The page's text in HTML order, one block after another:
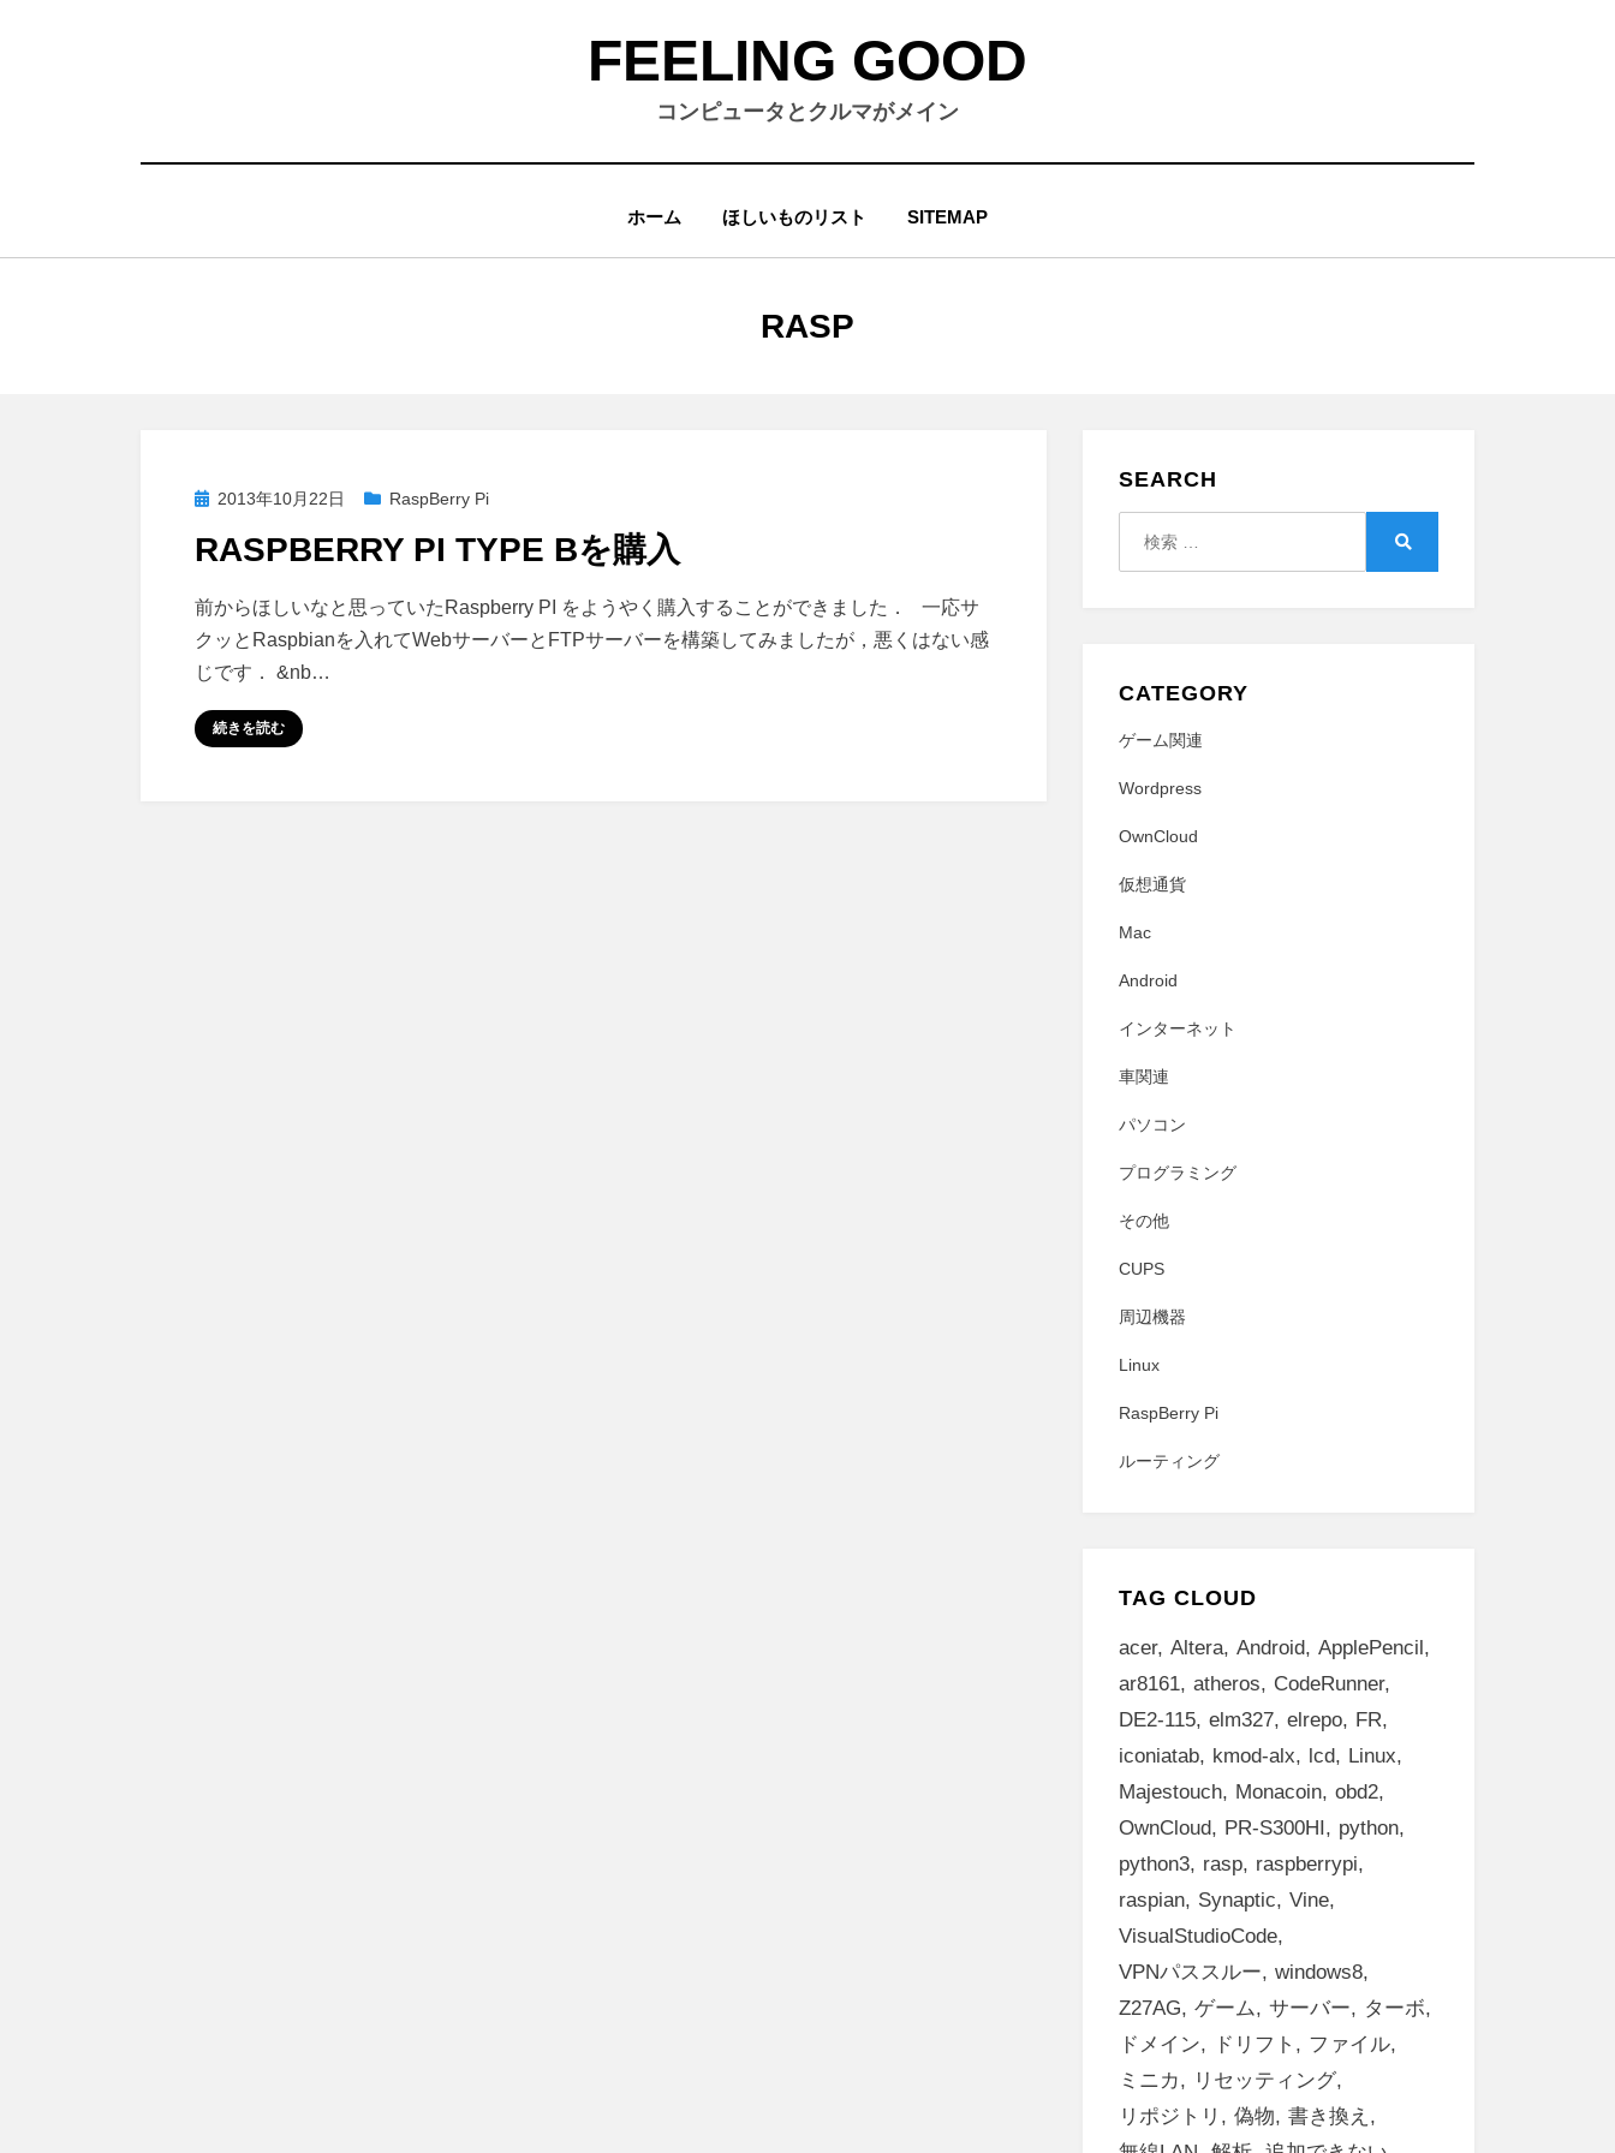
FEELING GOOD
コンピュータとクルマがメイン
ホーム ほしいものリスト SITEMAP
タグ
:
RASP
投
日:
2013年10月22日 RaspBerry Pi
RASPBERRY PI TYPE Bを購入
投稿者 さいこる
Raspberry
を
購
コメント
前からほしいなと思っていたRaspberry PI をようやく購入することができました． 一応サ
クッとRaspbianを入れてWebサーバーとFTPサーバーを構築してみましたが，悪くはない感
じです． &nb…
続きを読む
SEARCH
CATEGORY
ゲーム関連
Wordpress
OwnCloud
仮想通貨
Mac
Android
インターネット
車関連
パソコン
プログラミング
その他
CUPS
周辺機器
Linux
RaspBerry Pi
ルーティング
TAG CLOUD
acer Altera Android ApplePencil
ar8161 atheros
CodeRunner
DE2-115 elm327 elrepo
FR
iconiatab
kmod-alx lcd
Linux
Majestouch
Monacoin obd2
OwnCloud
PR-S300HI
python
python3
rasp
raspberrypi
raspian
Synaptic
Vine
VisualStudioCode
VPNパススルー
windows8
Z27AG
ゲーム サーバー
ターボ
ドメイン
ドリフト
ファイル
ミニカ
リセッティング
リポジトリ
偽物
書き換え